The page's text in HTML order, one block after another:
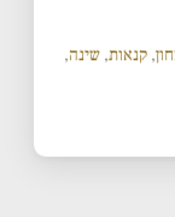
, קנאות, שינה,